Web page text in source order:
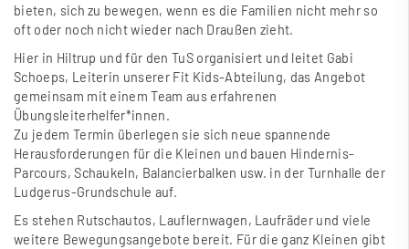
bieten, sich zu bewegen, wenn es die Familien nicht mehr so
oft oder noch nicht wieder nach Draußen zieht.
Hier in Hiltrup und für den TuS organisiert und leitet Gabi
Schoeps, Leiterin unserer Fit Kids-Abteilung, das Angebot
gemeinsam mit einem Team aus erfahrenen
Übungsleiterhelfer*innen.
Zu jedem Termin überlegen sie sich neue spannende
Herausforderungen für die Kleinen und bauen Hindernis-
Parcours, Schaukeln, Balancierbalken usw. in der Turnhalle der
Ludgerus-Grundschule auf.
Es stehen Rutschautos, Lauflernwagen, Laufräder und viele
weitere Bewegungsangebote bereit. Für die ganz Kleinen gibt